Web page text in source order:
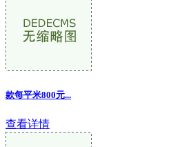
款每平米800元...
查看详情